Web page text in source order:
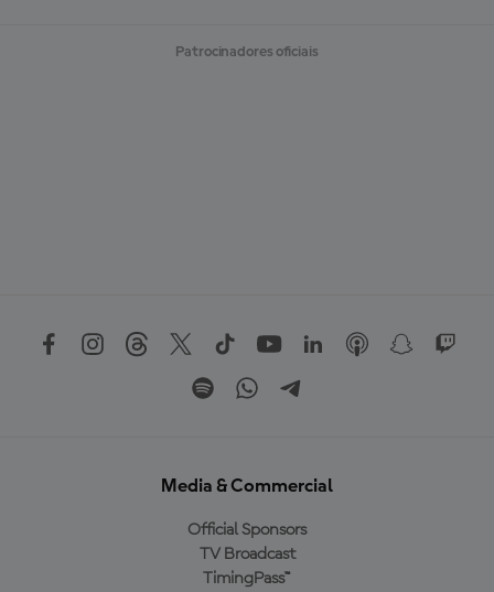
Patrocinadores oficiais
Media & Commercial
Official Sponsors
TV Broadcast
TimingPass™